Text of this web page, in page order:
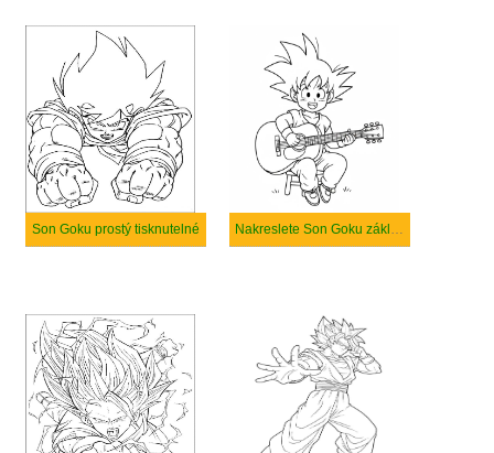
Son Goku prostý tisknutelné Nakreslete Son Goku základní tisknutelné